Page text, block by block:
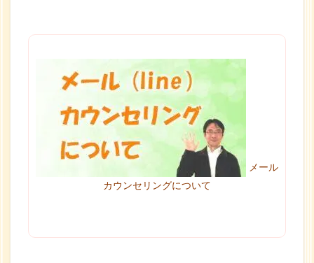
メール
カウンセリングについて